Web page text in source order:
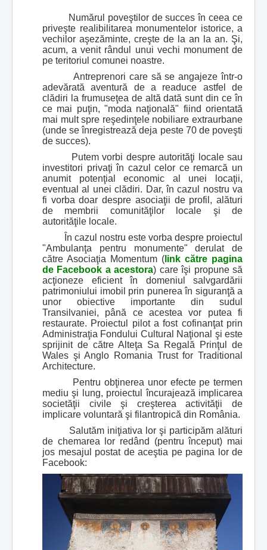
Numărul poveştilor de succes în ceea ce
priveşte realibilitarea monumentelor istorice, a
vechilor aşezăminte, creşte de la an la an. Şi,
acum, a venit rândul unui vechi monument de
pe teritoriul comunei noastre.
Antreprenori care să se angajeze într-o
adevărată aventură de a readuce astfel de
clădiri la frumuseţea de altă dată sunt din ce în
ce mai puţin, "moda naţională" fiind orientată
mai mult spre reşedinţele nobiliare extraurbane
(unde se înregistrează deja peste 70 de poveşti
de succes).
Putem vorbi despre autorităţi locale sau
investitori privaţi în cazul celor ce remarcă un
anumit potenţial economic al unei locaţii,
eventual al unei clădiri. Dar, în cazul nostru va
fi vorba doar despre asociaţii de profil, alături
de membrii comunităţilor locale şi de
autorităţile locale.
În cazul nostru este vorba despre proiectul
"Ambulanţa pentru monumente" derulat de
către Asociaţia Momentum ( link către pagina
de Facebook a acestora) care îşi propune să
acţioneze eficient în domeniul salvgardării
patrimoniului imobil prin punerea în siguranţă a
unor obiective importante din sudul
Transilvaniei, până ce acestea vor putea fi
restaurate. Proiectul pilot a fost cofinanţat prin
Administraţia Fondului Cultural Naţional şi este
sprijinit de către Alteţa Sa Regală Prinţul de
Wales şi Anglo Romania Trust for Traditional
Architecture.
Pentru obţinerea unor efecte pe termen
mediu şi lung, proiectul încurajează implicarea
societăţii civile şi creşterea activităţii de
implicare voluntară şi filantropică din România.
Salutăm iniţiativa lor şi participăm alături
de chemarea lor redând (pentru început) mai
jos mesajul postat de aceştia pe pagina lor de
Facebook: